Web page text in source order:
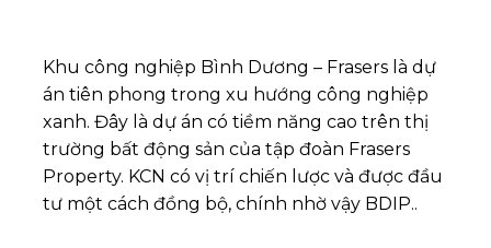
Khu công nghiệp Bình Dương – Frasers là dự
án tiên phong trong xu hướng công nghiệp
xanh. Đây là dự án có tiềm năng cao trên thị
trường bất động sản của tập đoàn Frasers
Property. KCN có vị trí chiến lược và được đầu
tư một cách đồng bộ, chính nhờ vậy BDIP..